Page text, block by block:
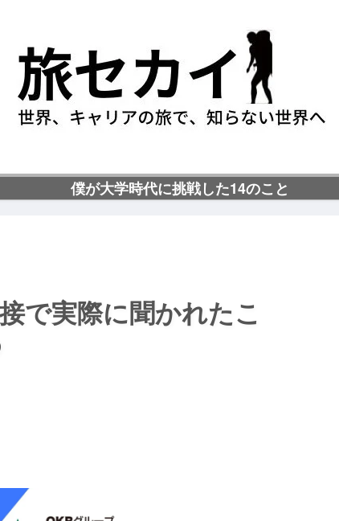
僕が大学時代に挑戦した14のこと
で実際に聞かれたこ